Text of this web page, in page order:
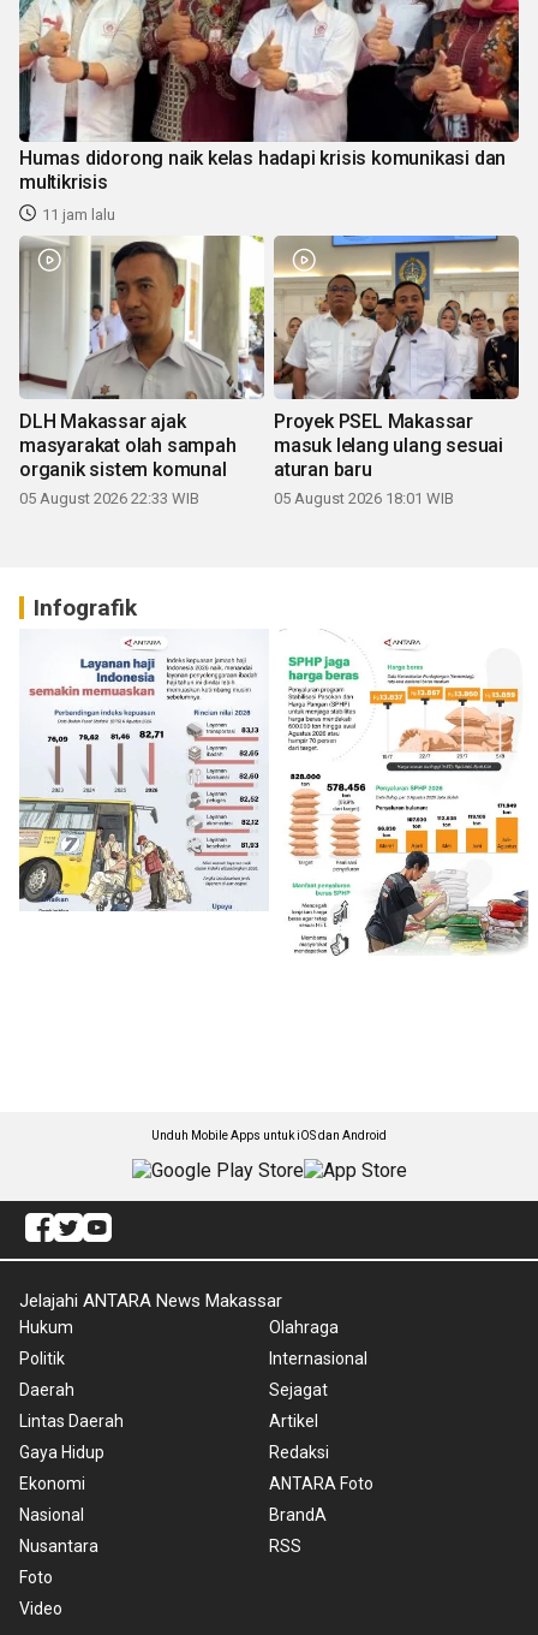
Humas didorong naik kelas hadapi krisis komunikasi dan
multikrisis
11 jam lalu
DLH Makassar ajak
masyarakat olah sampah
organik sistem komunal
05 August 2026 22:33 WIB
Proyek PSEL Makassar
masuk lelang ulang sesuai
aturan baru
05 August 2026 18:01 WIB
Infografik
Unduh Mobile Apps untuk iOS dan Android
Jelajahi ANTARA News Makassar
Hukum
Politik
Daerah
Lintas Daerah
Gaya Hidup
Ekonomi
Nasional
Nusantara
Foto
Video
Olahraga
Internasional
Sejagat
Artikel
Redaksi
ANTARA Foto
BrandA
RSS